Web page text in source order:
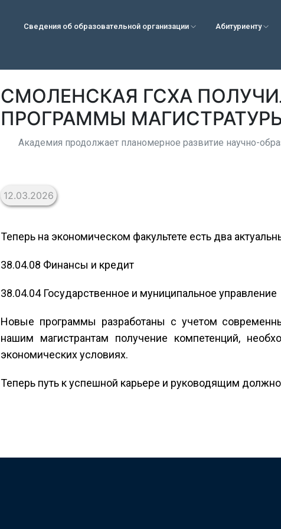
Сведения об образовательной организации Абитуриенту
СМОЛЕНСКАЯ ГСХА
ПРОГРАММЫ
Академия продолжает планомерное развитие научно-
12.03.2026
Теперь на экономическом факультете есть два
38.04.08 Финансы и кредит
38.04.04 Государственное и муниципальное управление
Новые программы разработаны с учетом
нашим магистрантам получение компетенций,
экономических условиях.
Теперь путь к успешной карьере и руководящим